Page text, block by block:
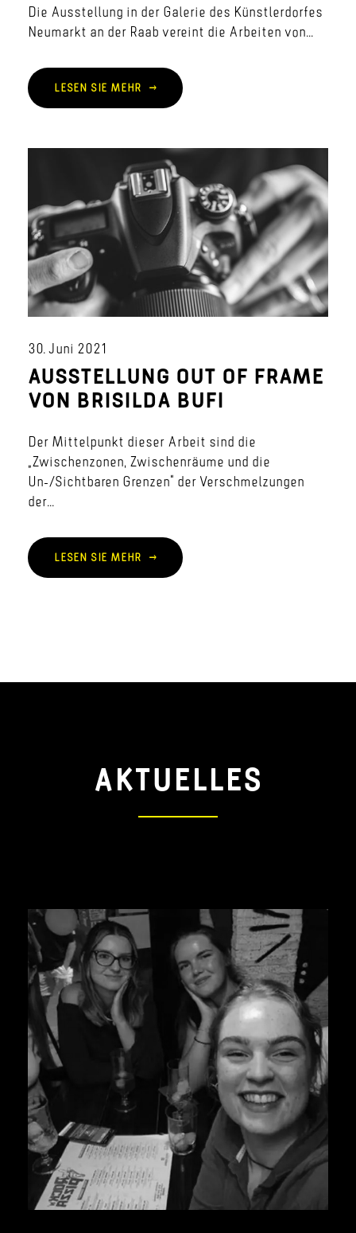
Die Ausstellung in der Galerie des Künstlerdorfes
Neumarkt an der Raab vereint die Arbeiten von...
LESEN SIE MEHR
30. Juni 2021
AUSSTELLUNG OUT OF FRAME
VON BRISILDA BUFI
Der Mittelpunkt dieser Arbeit sind die
„Zwischenzonen, Zwischenräume und die
Un-/Sichtbaren Grenzen“ der Verschmelzungen
der...
LESEN SIE MEHR
AKTUELLES